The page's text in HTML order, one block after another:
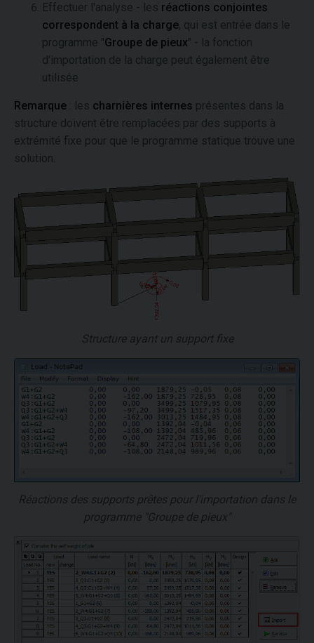
Effectuer l'analyse - les réactions conjointes
correspondent à la charge, qui est entrée dans le
programme "Groupe de pieux" - la fonction
d'importation de la charge peut également être
utilisée
Remarque : les charnières internes présentes dans la
structure doivent être remplacées par des supports à
extrémité fixe pour que le programme statique trouve une
solution.
Structure ayant un support fixe
Réactions des supports prêtes pour l'importation dans le
programme "Groupe de pieux"